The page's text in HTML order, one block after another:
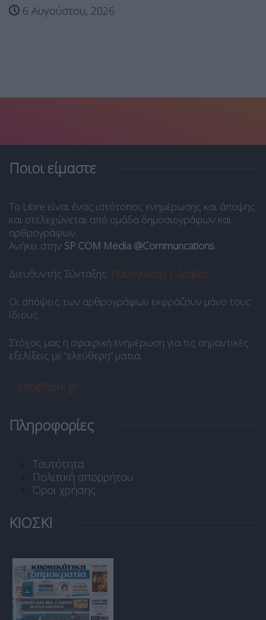
6 Αυγούστου, 2026
Ποιοι είμαστε
Το Libre είναι ένας ιστότοπος ενημέρωσης και άποψης
και στελεχώνεται από ομάδα δημοσιογράφων και
αρθρογράφων.
Ανήκει στην SP COM Media @Communcations.
Διευθυντής Σύνταξης: Παναγιώτης Ι. Δρίβας.
Οι απόψεις των αρθρογράφων εκφράζουν μόνο τους
ίδιους.
Στόχος μας η σφαιρική ενημέρωση για τις σημαντικές
εξελίξεις με “ελεύθερη” ματιά.
info@libre.gr
Πληροφορίες
Ταυτότητα
Πολιτική απορρήτου
Όροι χρήσης
ΚΙΟΣΚΙ